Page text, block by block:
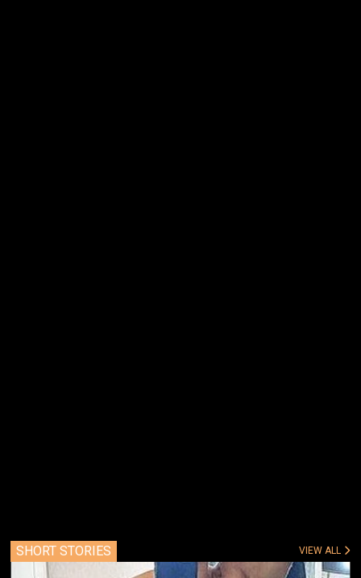
SHORT STORIES VIEW ALL